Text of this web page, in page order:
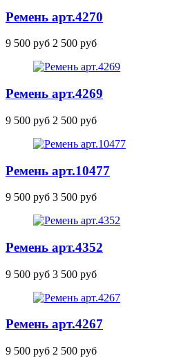
Ремень арт.4270
9 500 руб 2 500 руб
Ремень арт.4269
9 500 руб 2 500 руб
Ремень арт.10477
9 500 руб 3 500 руб
Ремень арт.4352
9 500 руб 3 500 руб
Ремень арт.4267
9 500 руб 2 500 руб